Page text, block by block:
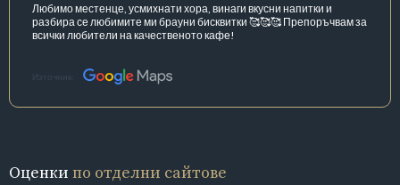
Любимо местенце, усмихнати хора, винаги вкусни напитки и
разбира се любимите ми брауни бисквитки 🥰🥰🥰 Препоръчвам за
всички любители на качественото кафе!
Източник:
Оценки по отделни сайтове